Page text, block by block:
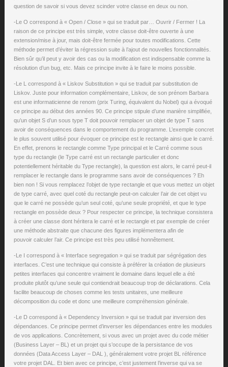
question de savoir si vous devez scinder votre classe en deux ou non.
-Le O correspond à « Open / Close » qui se traduit par… Ouvrir / Fermer ! La
raison de ce principe est très simple, votre classe doit-être ouverte à une
extension/mise à jour, mais doit-être fermée pour toutes modifications. Cette
méthode permet d’éviter la régression suite à l’ajout de nouvelles fonctionnalités.
Bien sûr qu’il peut y avoir des cas ou la modification est indispensable comme la
résolution d’un bug, etc. Mais ce principe invite à le faire le moins possible.
-Le L correspond à « Liskov Substitution » qui se traduit par substitution de
Liskov. Juste pour information complémentaire, Liskov, de son prénom Barbara
est une informaticienne de renom (prix Turing, équivalent du Nobel) qui a évoqué
ce principe au début des années 90. Ce principe stipule d’une manière simplifiée,
qu’un objet S d’un sous type T doit pouvoir remplacer un objet de type T sans
avoir de conséquences dans le comportement du programme. L’exemple concret
le plus souvent utilisé pour évoquer ce principe est le rectangle ainsi que le carré.
En effet, prenons le rectangle comme Type principal et le Carré comme sous
type du rectangle (le Type carré est un rectangle particulier et donc
potentiellement héritable du Type rectangle), la question est alors, le carré peut-il
remplacer le rectangle dans le programme sans avoir de conséquences ? Eh
bien non ! Si vous remplacez l’objet de type rectangle et que vous mettez un objet
de type carré, avec quel coté du rectangle peut-on calculer l’air de cet objet vu
que le carré ne possède qu’un seul coté, qu’une seule propriété, et que le type
rectangle en possède deux ? Pour respecter ce principe, la technique consistera
à créer une classe dont héritera le carré et le rectangle et par exemple de créer
une méthode abstraite que chacune des figures implémentera afin de
pouvoir calculer l’air. Ce principe est très peu utilisé honnêtement.
-Le I correspond à « Interface segregation » qui se traduit par ségrégation des
interfaces. C’est une technique qui consiste à préférer la création de plusieurs
petites interfaces qui concentre vraiment le domaine dans lequel elle a été
produite plutôt qu’une seule qui contiendrait beaucoup trop de déclarations. Cela
facilite beaucoup de choses comme les tests unitaires, une meilleure
décomposition du code et donc une meilleure compréhension générale.
-Le D correspond à « Dependency Inversion » qui se traduit par inversion des
dépendances. Ce principe permet d’inverser les dépendances entre les modules
de vos applications. Concrètement, si vous avec un projet avec du code métier
(Business Layer – BL) et un projet qui s’occupe de la persistance de vos
données (Data Access Layer – DAL ), généralement votre projet BL référence
votre projet DAL. Et bien avec ce principe, c’est justement l’inverse qui va se